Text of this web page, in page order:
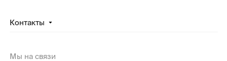
Контакты
Мы на связи